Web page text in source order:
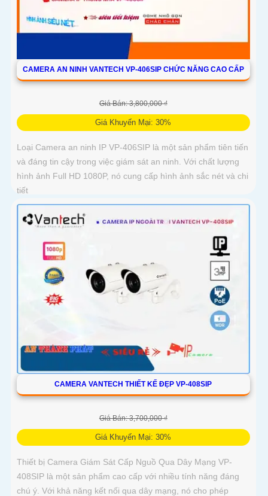
CAMERA AN NINH VANTECH VP-406SIP CHỨC NĂNG CAO CẤP
Giá Bán: 3,800,000 ₫
Giá Khuyến Mại: 30%
Loại Camera an ninh IP VP-406SIP là một sản phẩm tiên tiến
và đáng tin cậy trong việc giám sát an ninh. Với chất lượng
hình ảnh Full HD 1080P, nó cung cấp hình ảnh sắc nét và chi
tiết
CAMERA VANTECH THIẾT KẾ ĐẸP VP-408SIP
Giá Bán: 3,700,000 ₫
Giá Khuyến Mại: 30%
Thiết bị Camera Giám Sát Cấp Nguồ Qua Dây Mạng VP-
408SIP là một sản phẩm cao cấp với nhiều tính năng đáng
chú ý. Với khả năng kết nối qua dây mạng, nó cho phép